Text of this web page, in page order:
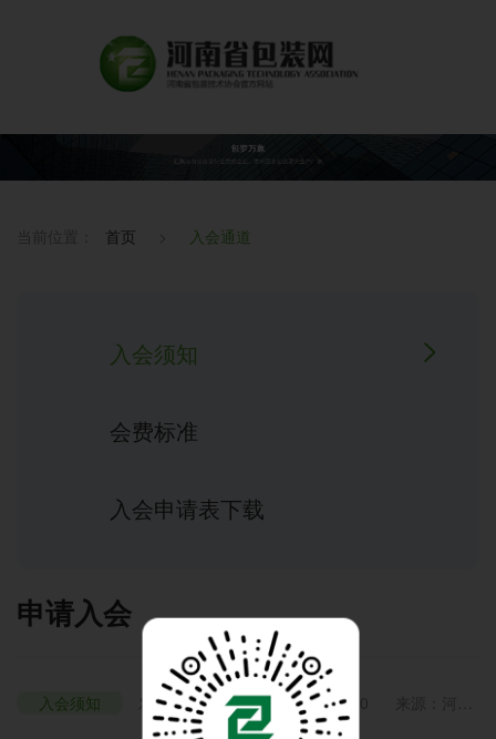
首页 入会通道
入会须知
会费标准
入会申请表下载
申请入会
入会须知 发布时间：2021年6月26日 09:50
浏览：25053